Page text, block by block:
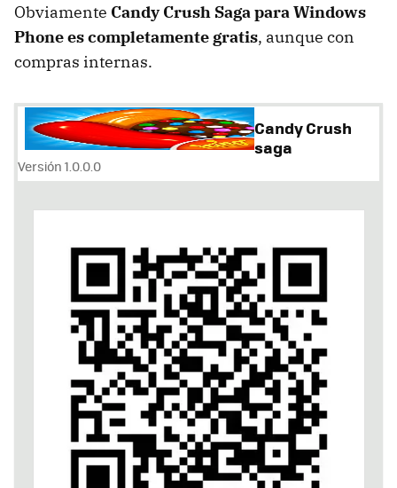
Obviamente Candy Crush Saga para Windows
Phone es completamente gratis, aunque con
compras internas.
Candy Crush
saga
Versión 1.0.0.0